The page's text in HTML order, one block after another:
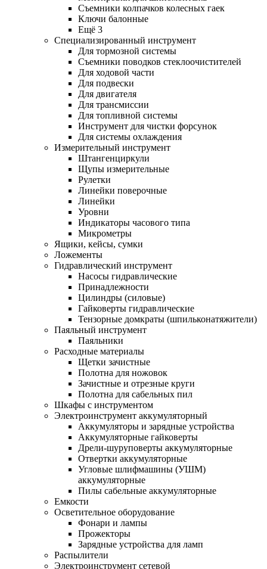
Съемники колпачков колесных гаек
Ключи балонные
Ещё 3
Специализированный инструмент
Для тормозной системы
Съемники поводков стеклоочистителей
Для ходовой части
Для подвески
Для двигателя
Для трансмиссии
Для топливной системы
Инструмент для чистки форсунок
Для системы охлаждения
Измерительный инструмент
Штангенциркули
Щупы измерительные
Рулетки
Линейки поверочные
Линейки
Уровни
Индикаторы часового типа
Микрометры
Ящики, кейсы, сумки
Ложементы
Гидравлический инструмент
Насосы гидравлические
Принадлежности
Цилиндры (силовые)
Гайковерты гидравлические
Тензорные домкраты (шпильконатяжители)
Паяльный инструмент
Паяльники
Расходные материалы
Щетки зачистные
Полотна для ножовок
Зачистные и отрезные круги
Полотна для сабельных пил
Шкафы с инструментом
Электроинструмент аккумуляторный
Аккумуляторы и зарядные устройства
Аккумуляторные гайковерты
Дрели-шуруповерты аккумуляторные
Отвертки аккумуляторные
Угловые шлифмашины (УШМ)
аккумуляторные
Пилы сабельные аккумуляторные
Емкости
Осветительное оборудование
Фонари и лампы
Прожекторы
Зарядные устройства для ламп
Распылители
Электроинструмент сетевой